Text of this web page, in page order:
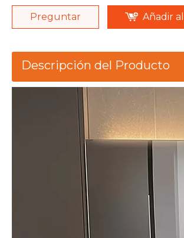
Preguntar Añadir
Descripción del Producto